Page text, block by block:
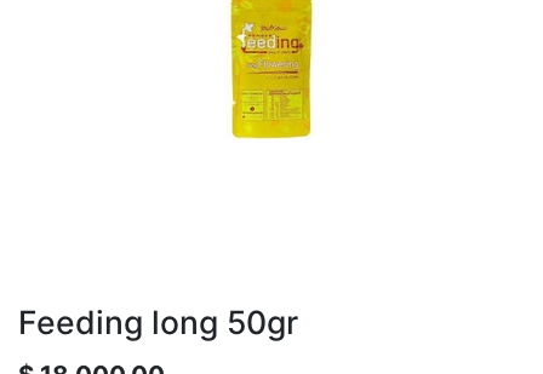
Feeding long 50gr